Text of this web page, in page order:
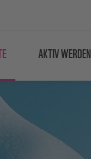
AKTIV WERDEN